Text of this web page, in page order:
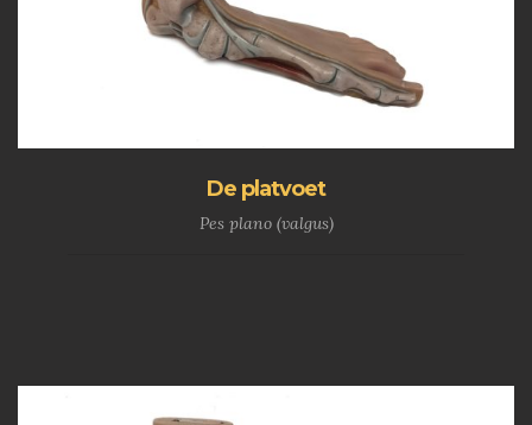
De platvoet
Pes plano (valgus)